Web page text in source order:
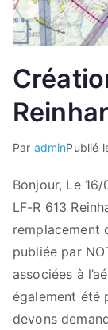
Par adminPublié
Bonjour, Le
LF-R 613
remplacement
publiée par
associées à
également été
devons